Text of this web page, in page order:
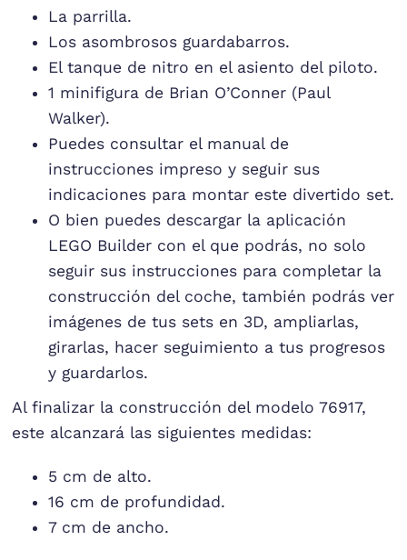
La parrilla.
Los asombrosos guardabarros.
El tanque de nitro en el asiento del piloto.
1 minifigura de Brian O’Conner (Paul
Walker).
Puedes consultar el manual de
instrucciones impreso y seguir sus
indicaciones para montar este divertido set.
O bien puedes descargar la aplicación
LEGO Builder con el que podrás, no solo
seguir sus instrucciones para completar la
construcción del coche, también podrás ver
imágenes de tus sets en 3D, ampliarlas,
girarlas, hacer seguimiento a tus progresos
y guardarlos.
Al finalizar la construcción del modelo 76917,
este alcanzará las siguientes medidas:
5 cm de alto.
16 cm de profundidad.
7 cm de ancho.